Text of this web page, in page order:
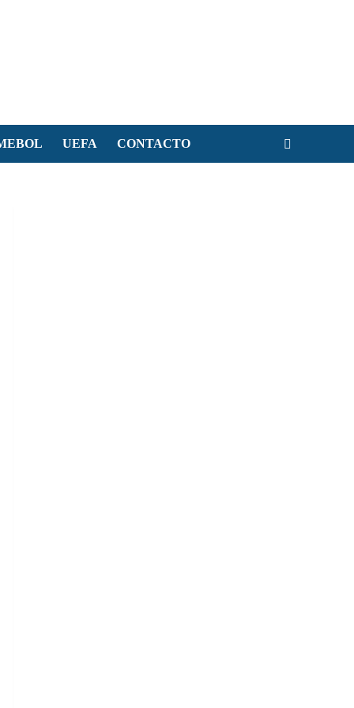
UEFA CONTACTO